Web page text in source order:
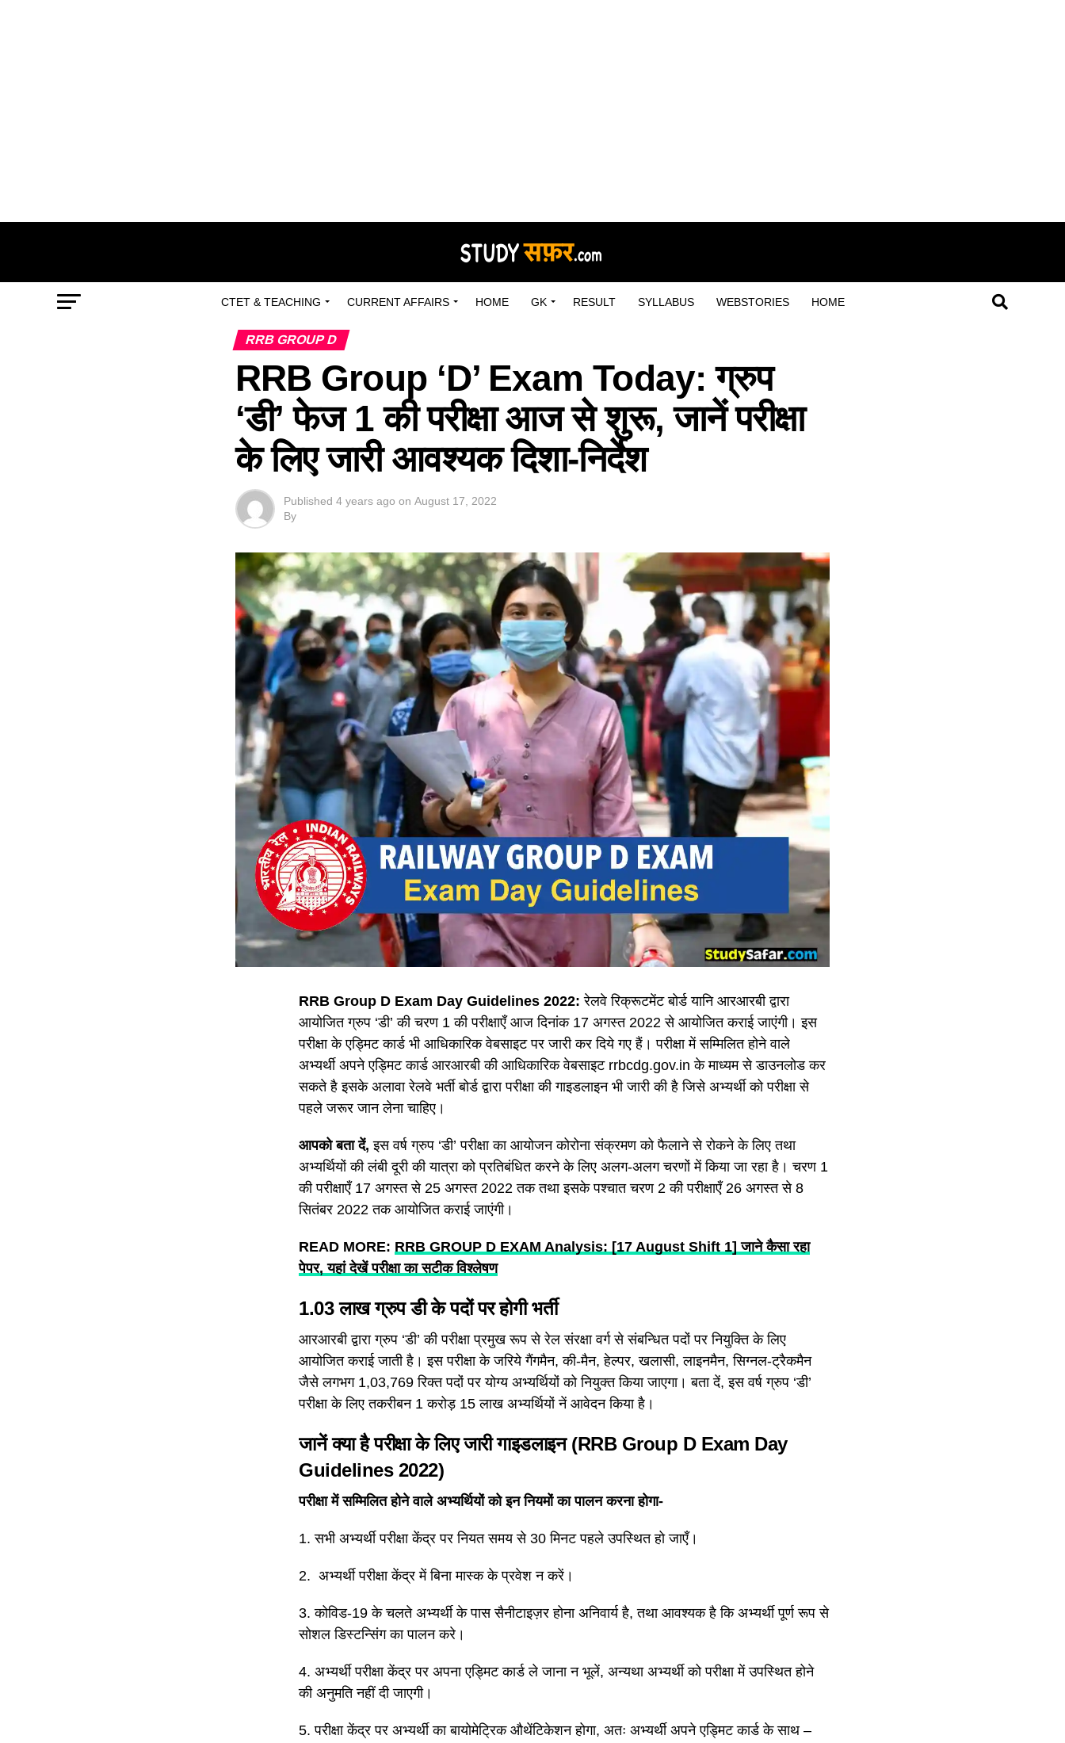
CTET & TEACHING CURRENT AFFAIRS HOME GK RESULT SYLLABUS WEBSTORIES HOME
RRB GROUP D
RRB Group ‘D’ Exam Today: ग्रुप
‘डी’ फेज 1 की परीक्षा आज से शुरू, जानें परीक्षा
के लिए जारी आवश्यक दिशा-निर्देश
Published 4 years ago on August 17, 2022
By
RRB Group D Exam Day Guidelines 2022:रेलवे रिक्रूटमेंट बोर्ड यानि आरआरबी द्वारा
आयोजित ग्रुप ‘डी’ की चरण 1 की परीक्षाएँ आज दिनांक 17 अगस्त 2022 से आयोजित कराई जाएंगी। इस
परीक्षा के एड्मिट कार्ड भी आधिकारिक वेबसाइट पर जारी कर दिये गए हैं। परीक्षा में सम्मिलित होने वाले
अभ्यर्थी अपने एड्मिट कार्ड आरआरबी की आधिकारिक वेबसाइट rrbcdg.gov.in के माध्यम से डाउनलोड कर
सकते है इसके अलावा रेलवे भर्ती बोर्ड द्वारा परीक्षा की गाइडलाइन भी जारी की है जिसे अभ्यर्थी को परीक्षा से
पहले जरूर जान लेना चाहिए।
आपको बता दें, इस वर्ष ग्रुप ‘डी’ परीक्षा का आयोजन कोरोना संक्रमण को फैलाने से रोकने के लिए तथा
अभ्यर्थियों की लंबी दूरी की यात्रा को प्रतिबंधित करने के लिए अलग-अलग चरणों में किया जा रहा है। चरण 1
की परीक्षाएँ 17 अगस्त से 25 अगस्त 2022 तक तथा इसके पश्चात चरण 2 की परीक्षाएँ 26 अगस्त से 8
सितंबर 2022 तक आयोजित कराई जाएंगी।
READ MORE: RRB GROUP D EXAM Analysis: [17 August Shift 1] जाने कैसा रहा
पेपर, यहां देखें परीक्षा का सटीक विश्लेषण
1.03 लाख ग्रुप डी के पदों पर होगी भर्ती
आरआरबी द्वारा ग्रुप ‘डी’ की परीक्षा प्रमुख रूप से रेल संरक्षा वर्ग से संबन्धित पदों पर नियुक्ति के लिए
आयोजित कराई जाती है। इस परीक्षा के जरिये गैंगमैन, की-मैन, हेल्पर, खलासी, लाइनमैन, सिग्नल-ट्रैकमैन
जैसे लगभग 1,03,769 रिक्त पदों पर योग्य अभ्यर्थियों को नियुक्त किया जाएगा। बता दें, इस वर्ष ग्रुप ‘डी’
परीक्षा के लिए तकरीबन 1 करोड़ 15 लाख अभ्यर्थियों नें आवेदन किया है।
जानें क्या है परीक्षा के लिए जारी गाइडलाइन(RRB Group D Exam Day
Guidelines 2022)
परीक्षा में सम्मिलित होने वाले अभ्यर्थियों को इन नियमों का पालन करना होगा-
1. सभी अभ्यर्थी परीक्षा केंद्र पर नियत समय से 30 मिनट पहले उपस्थित हो जाएँ।
2. अभ्यर्थी परीक्षा केंद्र में बिना मास्क के प्रवेश न करें।
3. कोविड-19 के चलते अभ्यर्थी के पास सैनीटाइज़र होना अनिवार्य है, तथा आवश्यक है कि अभ्यर्थी पूर्ण रूप से
सोशल डिस्टन्सिंग का पालन करे।
4. अभ्यर्थी परीक्षा केंद्र पर अपना एड्मिट कार्ड ले जाना न भूलें, अन्यथा अभ्यर्थी को परीक्षा में उपस्थित होने
की अनुमति नहीं दी जाएगी।
5. परीक्षा केंद्र पर अभ्यर्थी का बायोमेट्रिक औथेंटिकेशन होगा, अतः अभ्यर्थी अपने एड्मिट कार्ड के साथ –